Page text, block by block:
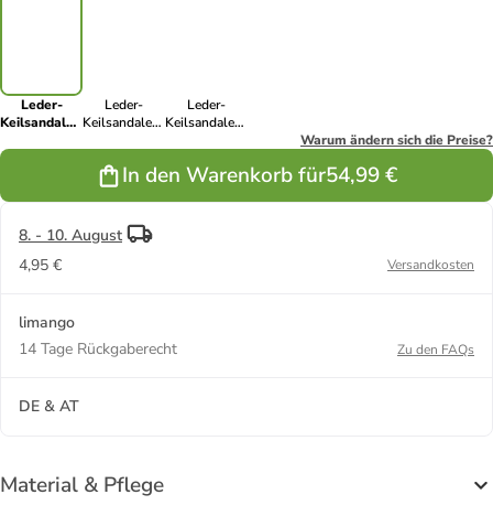
Leder-
Keilsandaletten
Leder-
Keilsandaletten
Leder-
Keilsandaletten
Warum ändern sich die Preise?
In den Warenkorb für54,99 €
8. - 10. August
4,95 €
Versandkosten
limango
14 Tage Rückgaberecht
Zu den FAQs
DE & AT
Material & Pflege